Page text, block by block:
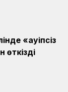
«Қауіпсіз